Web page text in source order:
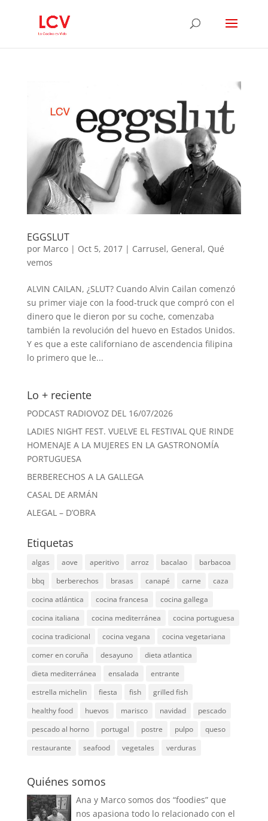
EGGSLUT
por Marco| Oct 5, 2017| Carrusel, General, Qué
vemos
ALVIN CAILAN, ¿SLUT? Cuando Alvin Cailan comenzó
su primer viaje con la food-truck que compró con el
dinero que le dieron por su coche, comenzaba
también la revolución del huevo en Estados Unidos.
Y es que a este californiano de ascendencia filipina
lo primero que le...
Lo + reciente
PODCAST RADIOVOZ DEL 16/07/2026
LADIES NIGHT FEST. VUELVE EL FESTIVAL QUE RINDE
HOMENAJE A LA MUJERES EN LA GASTRONOMÍA
PORTUGUESA
BERBERECHOS A LA GALLEGA
CASAL DE ARMÁN
ALEGAL – D’OBRA
Etiquetas
algas aove aperitivo arroz bacalao
barbacoa
bbq
berberechos brasas canapé carne
caza
cocina atlántica
cocina francesa
cocina gallega
cocina italiana
cocina mediterránea
cocina portuguesa
cocina tradicional
cocina vegana
cocina vegetariana
comer en coruña
desayuno
dieta atlantica
dieta mediterránea
ensalada
entrante
estrella michelin
fiesta fish
grilled fish
healthy food
huevos marisco navidad
pescado
pescado al horno
portugal postre pulpo
queso
restaurante
seafood vegetales verduras
Quiénes somos
Ana y Marco somos dos “foodies” que
nos apasiona todo lo relacionado con el